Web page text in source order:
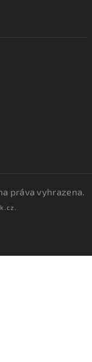
práva vyhrazena.